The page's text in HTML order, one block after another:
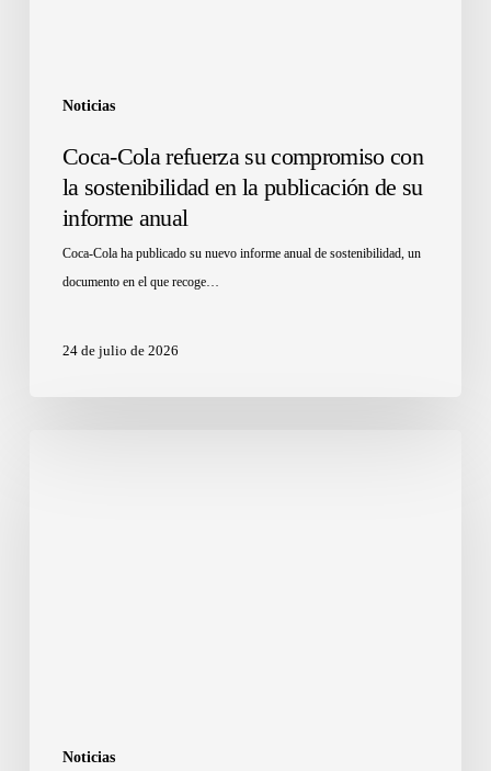
Noticias
Coca-Cola refuerza su compromiso con
la sostenibilidad en la publicación de su
informe anual
Coca-Cola ha publicado su nuevo informe anual de sostenibilidad, un
documento en el que recoge…
24 de julio de 2026
Noticias